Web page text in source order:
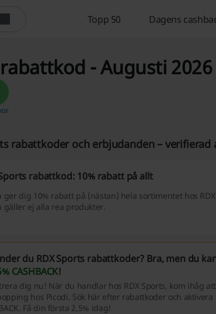
Topp 50 Dagens
- Augusti 2026
rabattkoder och erbjudanden – verifierad
rabattkod: 10% rabatt på allt
ger dig 10% rabatt på (nästan) hela sortimentet hos
gäller ej alla rea produkter.
du RDX Sports rabattkoder? Bra, men du
CASHBACK!
dig nu! När du handlar hos RDX Sports, kom ihåg
hos Picodi. Sök här efter rabattkoder och aktivera
Få din första 2,5% idag!